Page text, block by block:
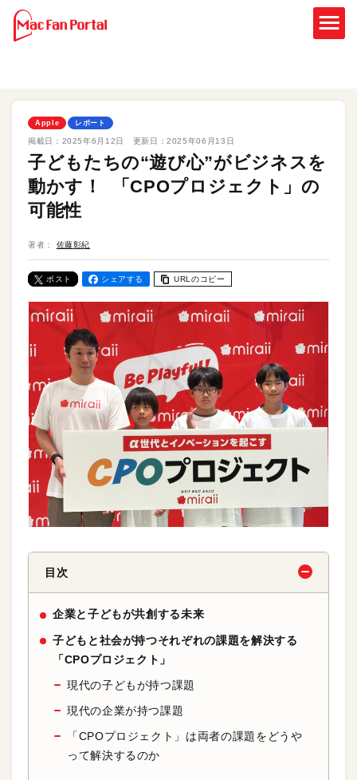
Apple レポート
掲載日： 2025年6月12日 更新日：2025年06月13日
子どもたちの“遊び心”がビジネスを
動かす！ 「CPOプロジェクト」の
可能性
著者： 佐藤彰紀
ポスト シェアする URLのコピー
目次
企業と子どもが共創する未来
子どもと社会が持つそれぞれの課題を解決する
「CPOプロジェクト」
現代の子どもが持つ課題
現代の企業が持つ課題
「CPOプロジェクト」は両者の課題をどうや
って解決するのか